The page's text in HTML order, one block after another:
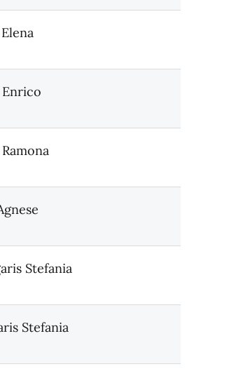
Enrico
Stefania
Stefania